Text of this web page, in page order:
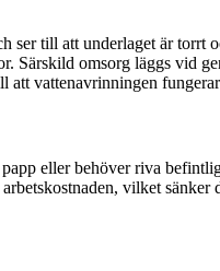
ser till att underlaget är
Särskild omsorg läggs vid
att vattenavrinningen
eller behöver riva
vilket